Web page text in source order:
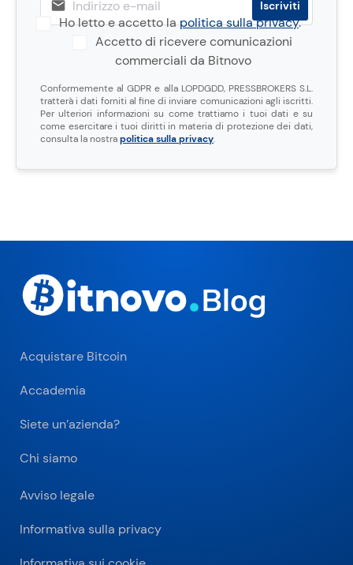
Ho letto e accetto lapolitica sulla privacy.
Accetto di ricevere comunicazioni
commerciali da Bitnovo
Conformemente al GDPR e alla LOPDGDD, PRESSBROKERS S.L.
tratterà i dati forniti al fine di inviare comunicazioni agli iscritti.
Per ulteriori informazioni su come trattiamo i tuoi dati e su
come esercitare i tuoi diritti in materia di protezione dei dati,
consulta la nostrapolitica sulla privacy.
Acquistare Bitcoin
Accademia
Siete un’azienda?
Chi siamo
Avviso legale
Informativa sulla privacy